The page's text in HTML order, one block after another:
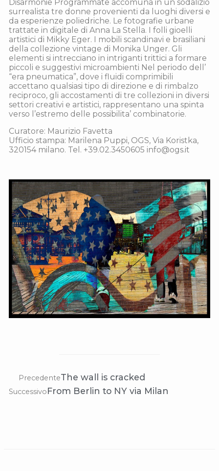
Disarmonie Programmate accomuna in un sodalizio
surrealista tre donne provenienti da luoghi diversi e
da esperienze poliedriche. Le fotografie urbane
trattate in digitale di Anna La Stella. I folli gioelli
artistici di Mikky Eger. I mobili scandinavi e brasiliani
della collezione vintage di Monika Unger. Gli
elementi si intrecciano in intriganti trittici a formare
piccoli e suggestivi microambienti Nel periodo dell’
“era pneumatica”, dove i fluidi comprimibili
accettano qualsiasi tipo di direzione e di rimbalzo
reciproco, gli accostamenti di tre collezioni in diversi
settori creativi e artistici, rappresentano una spinta
verso l’estremo delle possibilita’ combinatorie.
Curatore: Maurizio Favetta
Ufficio stampa: Marilena Puppi, OGS, Via Koristka,
320154 milano. Tel. +39.02.3450605 info@ogs.it
PrecedenteThe wall is cracked
SuccessivoFrom Berlin to NY via Milan